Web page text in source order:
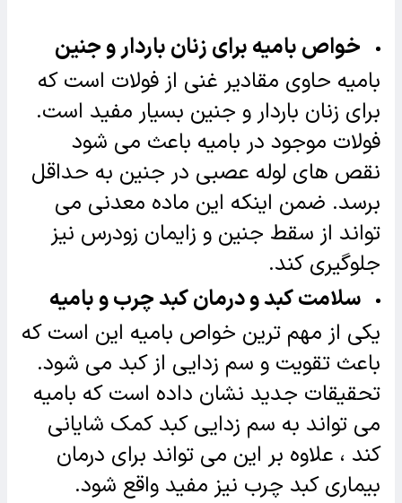
خواص بامیه برای زنان باردار و جنین
بامیه حاوی مقادیر غنی از فولات است که
برای زنان باردار و جنین بسیار مفید است.
فولات موجود در بامیه باعث می شود
نقص های لوله عصبی در جنین به حداقل
برسد. ضمن اینکه این ماده معدنی می
تواند از سقط جنین و زایمان زودرس نیز
جلوگیری کند.
سلامت کبد و درمان کبد چرب و بامیه
یکی از مهم ترین خواص بامیه این است که
باعث تقویت و سم زدایی از کبد می شود.
تحقیقات جدید نشان داده است که بامیه
می تواند به سم زدایی کبد کمک شایانی
کند ، علاوه بر این می تواند برای درمان
بیماری کبد چرب نیز مفید واقع شود.